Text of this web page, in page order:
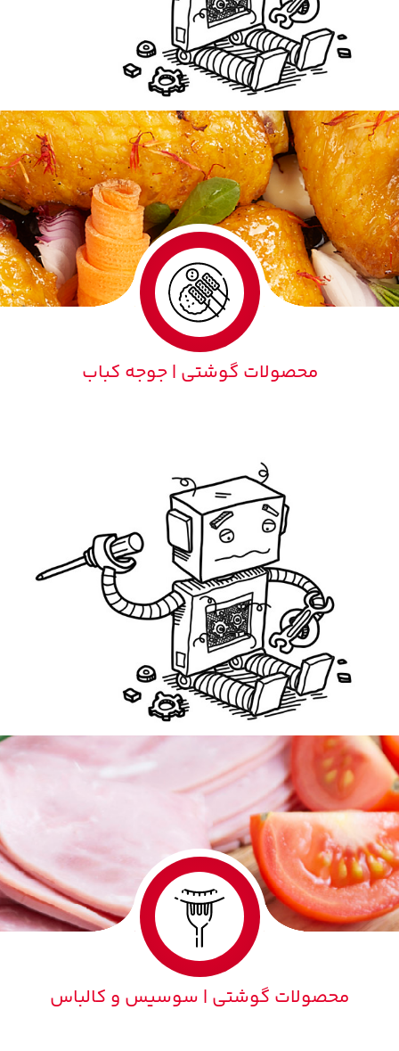
محصولات گوشتی | جوجه کباب
محصولات گوشتی | سوسیس و کالباس